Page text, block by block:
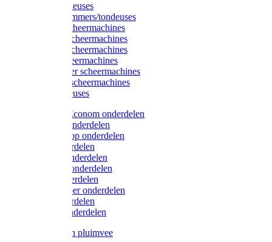
Moser tondeuses
Overige trimmers/tondeuses
Heiniger scheermachines
Hauptner scheermachines
Aesculap scheermachines
Liscop scheermachines
FarmClipper scheermachines
Constanta scheermachines
Wahl tondeuses
Aesculap/Econom onderdelen
Hauptner onderdelen
Lister/Liscop onderdelen
Eider onderdelen
Heiniger onderdelen
Constanta onderdelen
Moser onderdelen
Farm Clipper onderdelen
Oster onderdelen
TailWell onderdelen
Voerbakken pluimvee